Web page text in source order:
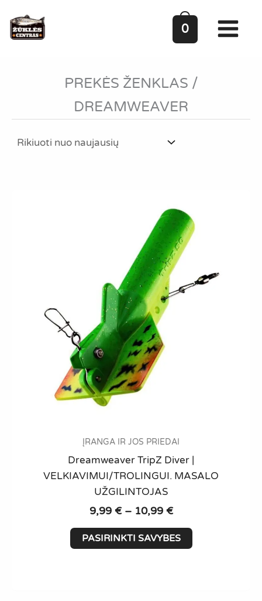
prie
turinio
0
PREKĖS ŽENKLAS /
DREAMWEAVER
ĮRANGA IR JOS PRIEDAI
Dreamweaver TripZ Diver |
VELKIAVIMUI/TROLINGUI. MASALO
UŽGILINTOJAS
9,99 € – 10,99 €Price
9,99 €
through
PASIRINKTI SAVYBES
This
product